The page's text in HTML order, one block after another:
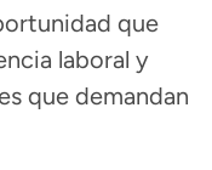
que
laboral y
que demandan